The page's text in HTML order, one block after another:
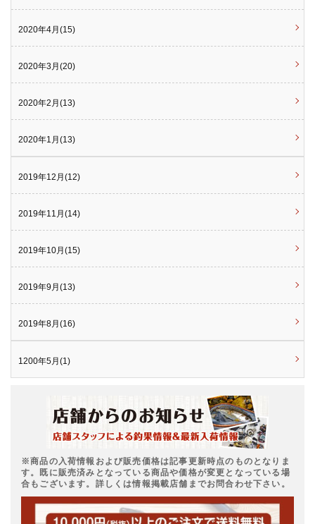
2020年4月(15)
2020年3月(20)
2020年2月(13)
2020年1月(13)
2019年12月(12)
2019年11月(14)
2019年10月(15)
2019年9月(13)
2019年8月(16)
1200年5月(1)
※商品の入荷情報および販売価格は記事更新時点のものとなりま
す。既に販売済みとなっている商品や価格が変更となっている場
合もございます。詳しくは情報掲載店舗までお問合わせ下さい。